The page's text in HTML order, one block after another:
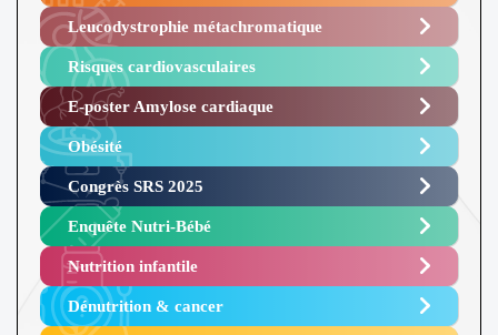
Leucodystrophie métachromatique
Risques cardiovasculaires
E-poster Amylose cardiaque ​
Obésité ​
Congrès SRS 2025 ​
Enquête Nutri-Bébé ​
Nutrition infantile
Dénutrition & cancer